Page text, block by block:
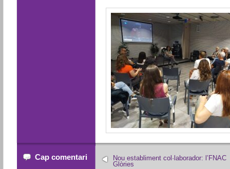
Cap comentari
Nou establiment col·laborador: l’FNAC
Glòries